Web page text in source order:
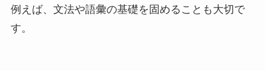
例えば、文法や語彙の基礎を固めることも大切で
す。